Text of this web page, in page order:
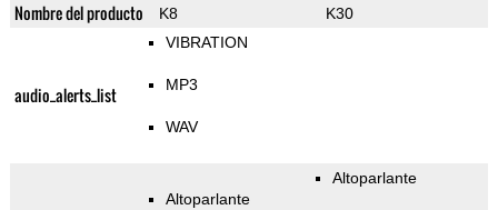
Nombre del producto K8 K30
audio_alerts_list
VIBRATION
MP3
WAV
Altoparlante
Altoparlante